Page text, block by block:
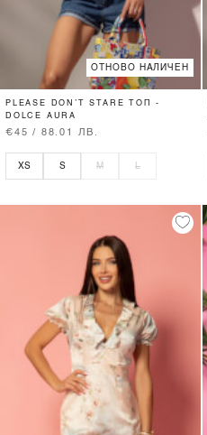
ОТНОВО НАЛИЧЕН
PLEASE DON’T STARE ТОП -
DOLCE AURA
€45 / 88.01 ЛВ.
XS S M L